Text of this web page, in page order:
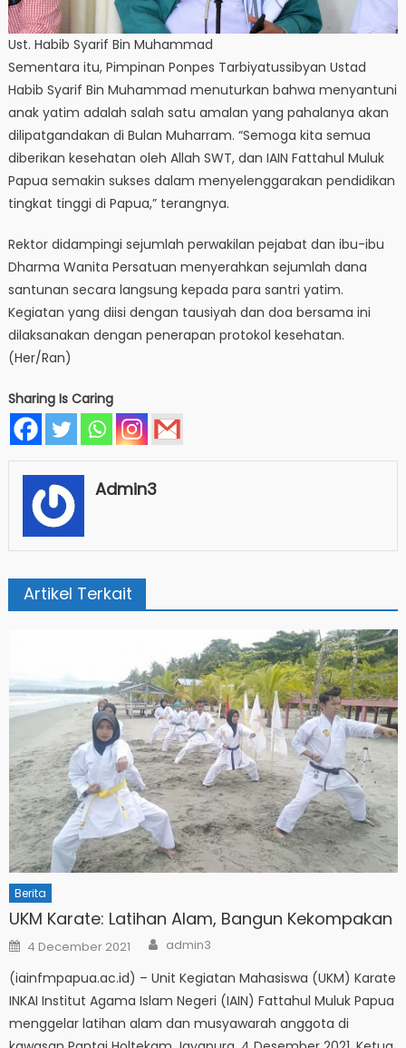
Ust. Habib Syarif Bin Muhammad
Sementara itu, Pimpinan Ponpes Tarbiyatussibyan Ustad
Habib Syarif Bin Muhammad menuturkan bahwa menyantuni
anak yatim adalah salah satu amalan yang pahalanya akan
dilipatgandakan di Bulan Muharram. “Semoga kita semua
diberikan kesehatan oleh Allah SWT, dan IAIN Fattahul Muluk
Papua semakin sukses dalam menyelenggarakan pendidikan
tingkat tinggi di Papua,” terangnya.
Rektor didampingi sejumlah perwakilan pejabat dan ibu-ibu
Dharma Wanita Persatuan menyerahkan sejumlah dana
santunan secara langsung kepada para santri yatim.
Kegiatan yang diisi dengan tausiyah dan doa bersama ini
dilaksanakan dengan penerapan protokol kesehatan.
(Her/Ran)
Sharing Is Caring
Admin3
Artikel Terkait
Berita
UKM Karate: Latihan Alam, Bangun Kekompakan
Posted
on
4 December 2021 Author
admin3
(iainfmpapua.ac.id) – Unit Kegiatan Mahasiswa (UKM) Karate
INKAI Institut Agama Islam Negeri (IAIN) Fattahul Muluk Papua
menggelar latihan alam dan musyawarah anggota di